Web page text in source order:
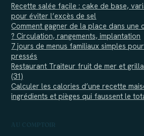
Recette salée facile : cake de base,
pour éviter l’excès de sel
Comment gagner de la place dans une
? Circulation, rangements, implantation
7 jours de menus familiaux simples
pressés
Restaurant Traiteur fruit de mer et
(31)
Calculer les calories d’une recette
ingrédients et pièges qui faussent le